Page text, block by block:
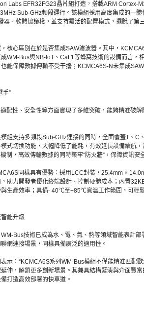
Labs EFR32FG23晶片組打造，搭載ARM Cortex-
Sub-GHz頻段運行。該模組採用高度集成的一
器、軟體協議棧，並支持靈活的配置模式，擺脫了第
核心區別在於是否集成SAW濾波器。其中，
WM-Bus與NB-IoT、Cat 1等蜂窩技術的設備而言，
能保障數據傳輸不受干擾；KCMCA6S-N未集成
手”
配性、安全性等方面實現了多維突破，能夠精准破
組支持多頻段Sub-GHz連接的同時，全面覆蓋T、C
式切換功能，大幅降低了能耗，有效延長設備續航
制，高效傳輸數據的同時築牢“防火牆”，保障資訊安
同樣具有優勢：採用LCC封裝，25.4mm ×
助力開發者優化終端設計、控制硬體成本；內置
生產效率；具備- 40℃至+85℃寬溫工作範圍，可輕
能升級
Bus技術已成為水、電、氣、熱等領域智能表計部
網連接場景，同樣具備廣泛的適用性。
示：“KCMCA6S系列WM-Bus模組不僅能精准匹配
伸，解鎖更多創新場景。其兼具結構緊湊與介面豐
打造高效部署的快車道。